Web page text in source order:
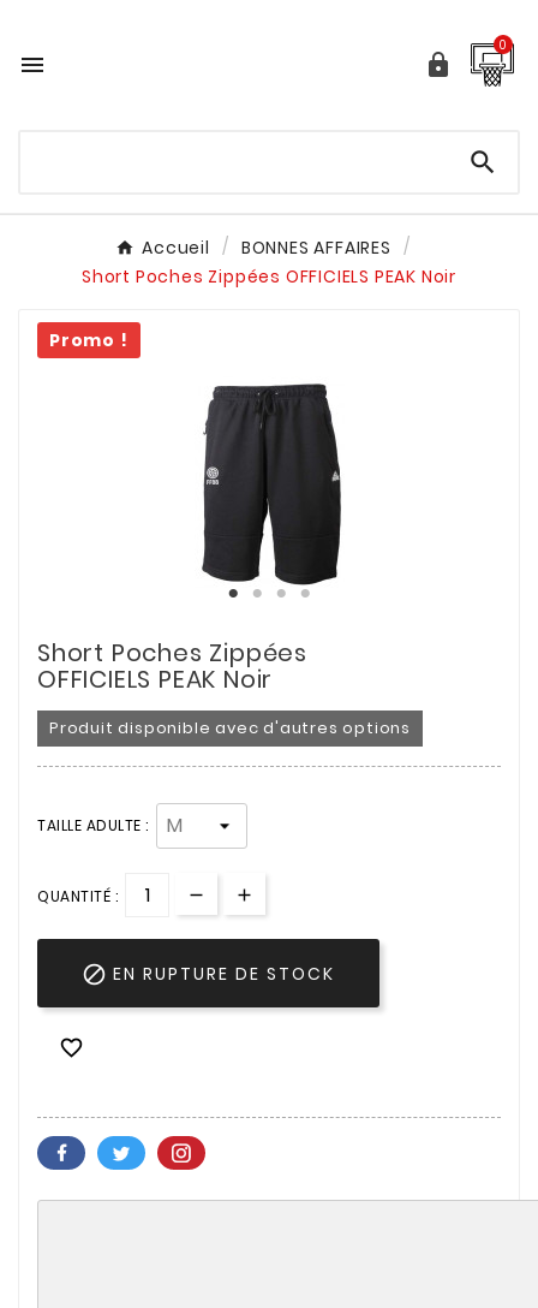
 
0

Accueil
BONNES AFFAIRES
Short Poches Zippées OFFICIELS PEAK Noir
Promo !
Short Poches Zippées
OFFICIELS PEAK Noir
Produit disponible avec d'autres options
TAILLE ADULTE :
QUANTITÉ :
 EN RUPTURE DE STOCK
